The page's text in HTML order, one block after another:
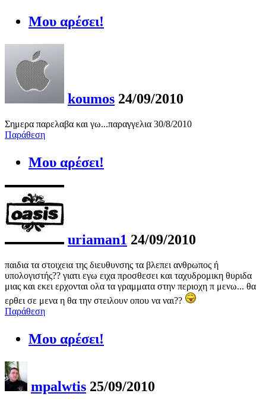
Μου αρέσει!
koumos 24/09/2010
Σημερα παρελαβα και γω...παραγγελια 30/8/2010
Παράθεση
Μου αρέσει!
uriaman1 24/09/2010
παιδια τα στοιχεια της διευθυνσης τα βλεπει ανθρωπος ή
υπολογιστής?? γιατι εγω ειχα προσθεσει και ταχυδρομικη θυριδα
μιας και εκει ερχονται ολα τα γραμματα στην περιοχη π μενω... θα
ερθει σε μενα η θα την στειλουν οπου να ναι??
Παράθεση
Μου αρέσει!
mpalwtis 25/09/2010